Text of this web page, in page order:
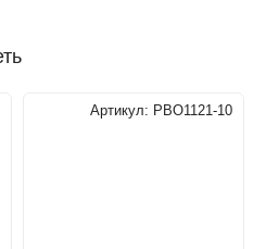
1мм
Артикул: РВО1121-10